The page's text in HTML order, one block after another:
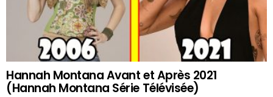
Hannah Montana Avant et Après 2021
(Hannah Montana Série Télévisée)